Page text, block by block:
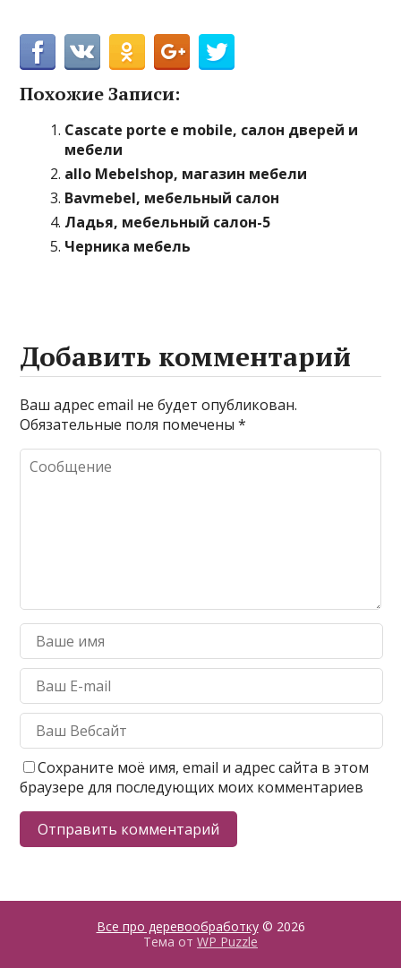
Похожие Записи:
Cascate porte e mobile, салон дверей и
мебели
allo Mebelshop, магазин мебели
Bavmebel, мебельный салон
Ладья, мебельный салон-5
Черника мебель
Добавить комментарий
Ваш адрес email не будет опубликован.
Обязательные поля помечены*
Сохраните моё имя, email и адрес сайта в этом
браузере для последующих моих комментариев
Все про деревообработку© 2026
Тема от WP Puzzle